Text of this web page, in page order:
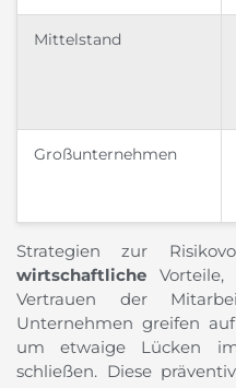
Mittelstand
Großunternehmen
Strategien zur
wirtschaftliche
Vertrauen der
Unternehmen greifen
um etwaige Lücken
schließen. Diese